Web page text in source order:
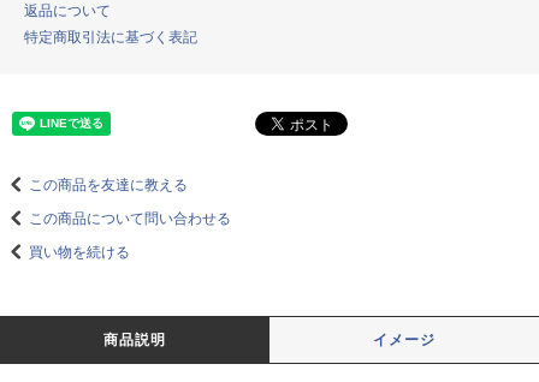
返品について
特定商取引法に基づく表記
この商品を友達に教える
この商品について問い合わせる
買い物を続ける
商品説明 イメージ